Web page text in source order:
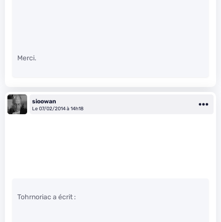
Merci.
sioowan
Le 07/02/2014 à 14h18
Tohrnoriac a écrit :